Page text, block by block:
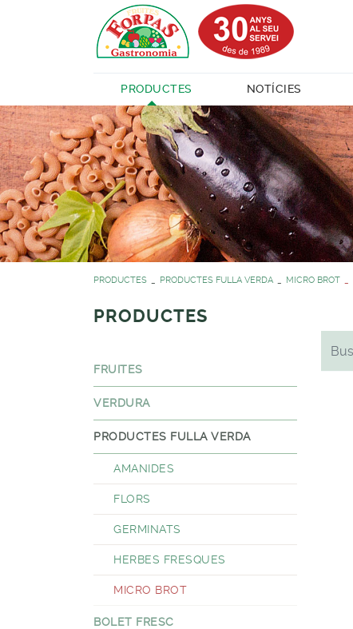
PRODUCTES NOTÍCIES
PRODUCTES PRODUCTES FULLA VERDA MICRO BROT
PRODUCTES
FRUITES
VERDURA
PRODUCTES FULLA VERDA
AMANIDES
FLORS
GERMINATS
HERBES FRESQUES
MICRO BROT
BOLET FRESC